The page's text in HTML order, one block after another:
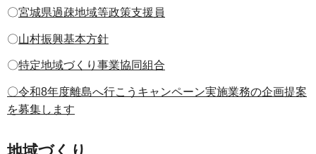
〇宮城県過疎地域等政策支援員
〇山村振興基本方針
〇特定地域づくり事業協同組合
〇令和8年度離島へ行こうキャンペーン実施業務の企画提案
を募集します